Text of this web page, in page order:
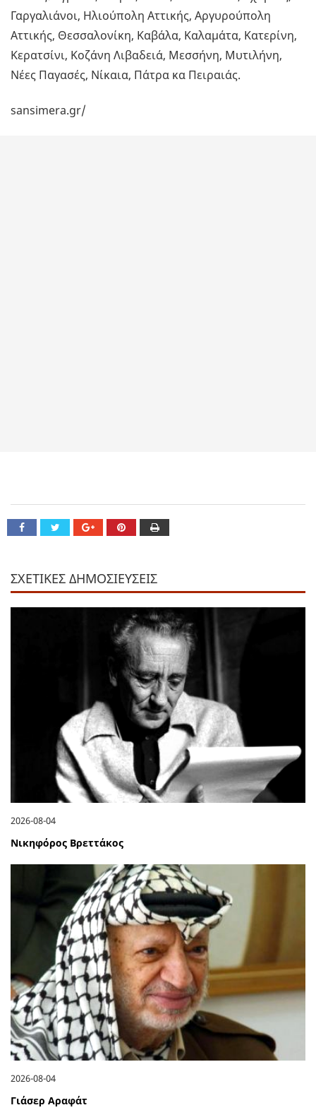
Γαργαλιάνοι, Ηλιούπολη Αττικής, Αργυρούπολη
Αττικής, Θεσσαλονίκη, Καβάλα, Καλαμάτα, Κατερίνη,
Κερατσίνι, Κοζάνη Λιβαδειά, Μεσσήνη, Μυτιλήνη,
Νέες Παγασές, Νίκαια, Πάτρα κα Πειραιάς.
sansimera.gr/
ΣΧΕΤΙΚΕΣ ΔΗΜΟΣΙΕΥΣΕΙΣ
2026-08-04
Νικηφόρος Βρεττάκος
2026-08-04
Γιάσερ Αραφάτ